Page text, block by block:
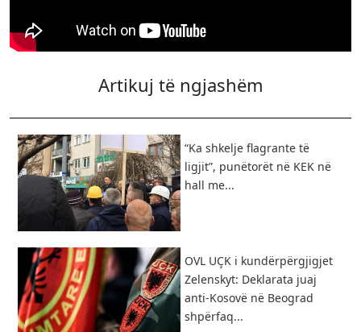
Artikuj të ngjashëm
“Ka shkelje flagrante të
ligjit”, punëtorët në KEK në
hall me...
OVL UÇK i kundërpërgjigjet
Zelenskyt: Deklarata juaj
anti-Kosovë në Beograd
shpërfaq...